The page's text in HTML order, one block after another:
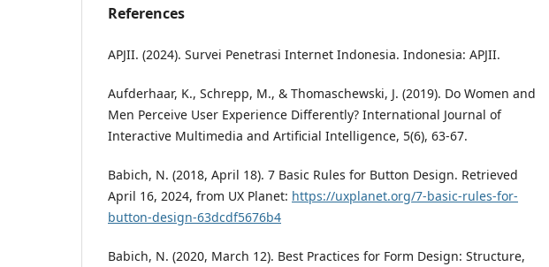
References
APJII. (2024). Survei Penetrasi Internet Indonesia. Indonesia: APJII.
Aufderhaar, K., Schrepp, M., & Thomaschewski, J. (2019). Do Women and
Men Perceive User Experience Differently? International Journal of
Interactive Multimedia and Artificial Intelligence, 5(6), 63-67.
Babich, N. (2018, April 18). 7 Basic Rules for Button Design. Retrieved
April 16, 2024, from UX Planet: https://uxplanet.org/7-basic-rules-for-
button-design-63dcdf5676b4
Babich, N. (2020, March 12). Best Practices for Form Design: Structure,